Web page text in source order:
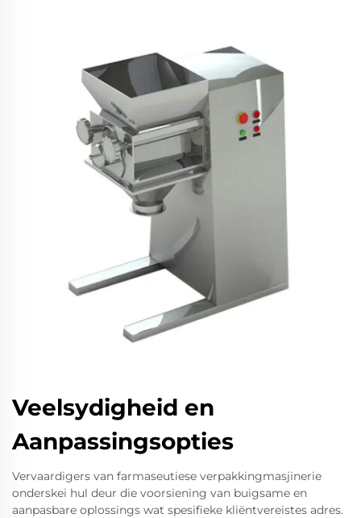
Veelsydigheid en
Aanpassingsopties
Vervaardigers van farmaseutiese verpakkingmasjinerie
onderskei hul deur die voorsiening van buigsame en
aanpasbare oplossings wat spesifieke kliëntvereistes adres.